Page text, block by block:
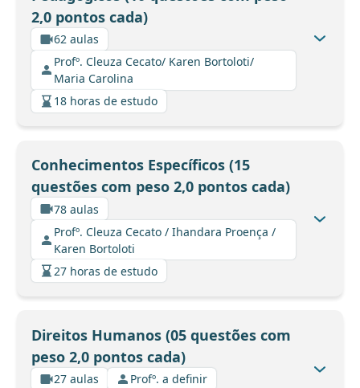
2,0 pontos cada)
62 aulas
Profº. Cleuza Cecato/ Karen Bortoloti/
Maria Carolina
18 horas de estudo
Conhecimentos Específicos (15
questões com peso 2,0 pontos cada)
78 aulas
Profº. Cleuza Cecato / Ihandara Proença /
Karen Bortoloti
27 horas de estudo
Direitos Humanos (05 questões com
peso 2,0 pontos cada)
27 aulas
Profº. a definir